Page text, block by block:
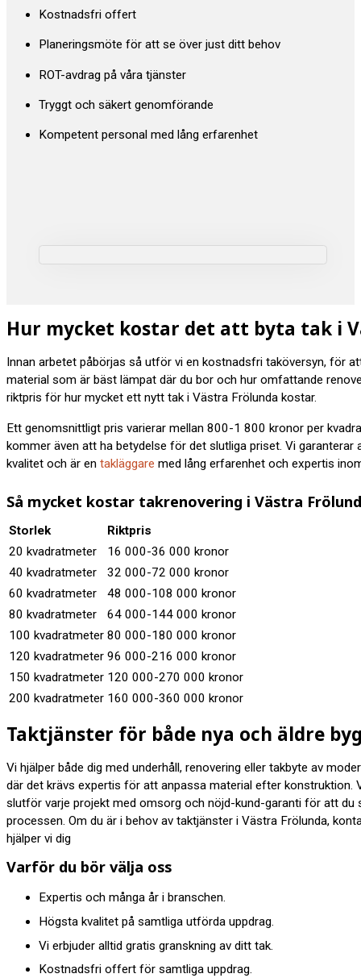
Kostnadsfri offert
Planeringsmöte för att se över just ditt behov
ROT-avdrag på våra tjänster
Tryggt och säkert genomförande
Kompetent personal med lång erfarenhet
Hur mycket kostar det att byta tak i
Innan arbetet påbörjas så utför vi en kostnadsfri taköversyn, för
material som är bäst lämpat där du bor och hur omfattande
riktpris för hur mycket ett nytt tak i Västra Frölunda kostar.
Ett genomsnittligt pris varierar mellan 800-1 800 kronor per
kommer även att ha betydelse för det slutliga priset. Vi
kvalitet och är en takläggare med lång erfarenhet och expertis
Så mycket kostar takrenovering i Västra
Storlek
Riktpris
20 kvadratmeter
16 000-36 000 kronor
40 kvadratmeter
32 000-72 000 kronor
60 kvadratmeter
48 000-108 000 kronor
80 kvadratmeter
64 000-144 000 kronor
100 kvadratmeter 80 000-180 000 kronor
120 kvadratmeter 96 000-216 000 kronor
150 kvadratmeter 120 000-270 000 kronor
200 kvadratmeter 160 000-360 000 kronor
Taktjänster för både nya och äldre
Vi hjälper både dig med underhåll, renovering eller takbyte av
där det krävs expertis för att anpassa material efter konstruktion.
slutför varje projekt med omsorg och nöjd-kund-garanti för att du
processen. Om du är i behov av taktjänster i Västra Frölunda,
hjälper vi dig
Varför du bör välja oss
Expertis och många år i branschen.
Högsta kvalitet på samtliga utförda uppdrag.
Vi erbjuder alltid gratis granskning av ditt tak.
Kostnadsfri offert för samtliga uppdrag.